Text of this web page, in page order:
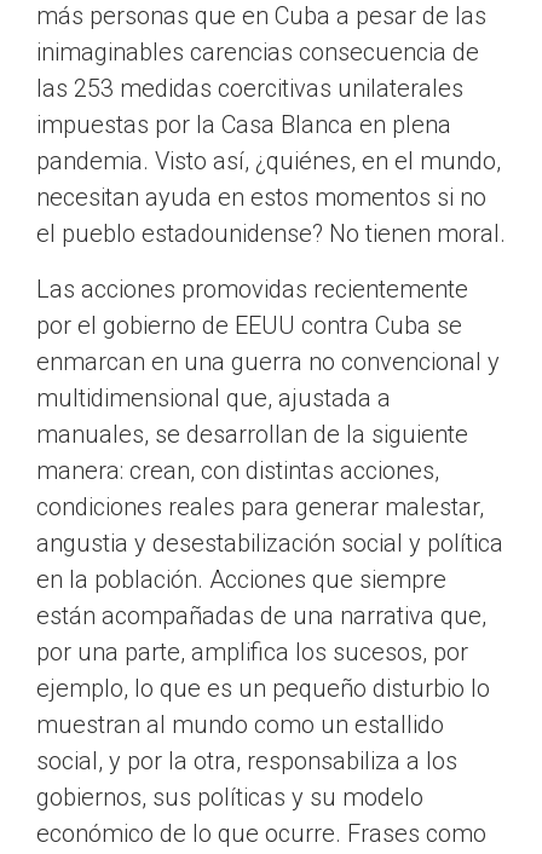
más personas que en Cuba a pesar de las
inimaginables carencias consecuencia de
las 253 medidas coercitivas unilaterales
impuestas por la Casa Blanca en plena
pandemia. Visto así, ¿quiénes, en el mundo,
necesitan ayuda en estos momentos si no
el pueblo estadounidense? No tienen moral.
Las acciones promovidas recientemente
por el gobierno de EEUU contra Cuba se
enmarcan en una guerra no convencional y
multidimensional que, ajustada a
manuales, se desarrollan de la siguiente
manera: crean, con distintas acciones,
condiciones reales para generar malestar,
angustia y desestabilización social y política
en la población. Acciones que siempre
están acompañadas de una narrativa que,
por una parte, amplifica los sucesos, por
ejemplo, lo que es un pequeño disturbio lo
muestran al mundo como un estallido
social, y por la otra, responsabiliza a los
gobiernos, sus políticas y su modelo
económico de lo que ocurre. Frases como